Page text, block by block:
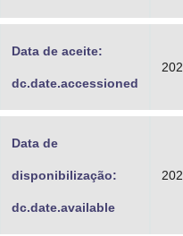
Data de aceite:
dc.date.accessioned
Data de
disponibilização:
dc.date.available